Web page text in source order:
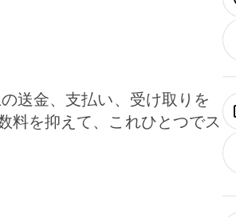
送金、支払い、受け取りを
料を抑えて、これひとつでス